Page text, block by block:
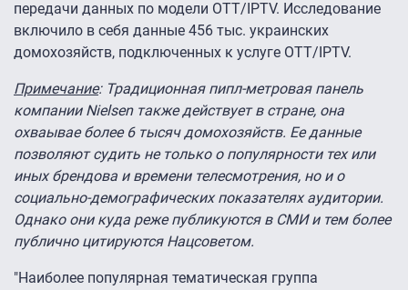
передачи данных по модели OTT/IPTV. Исследование
включило в себя данные 456 тыс. украинских
домохозяйств, подключенных к услуге OTT/IPTV.
Примечание: Традиционная пипл-метровая панель
компании Nielsen также действует в стране, она
охваывае более 6 тысяч домохозяйств. Ее данные
позволяют судить не только о популярности тех или
иных брендова и времени телесмотрения, но и о
социально-демографических показателях аудитории.
Однако они куда реже публикуются в СМИ и тем более
публично цитируются Нацсоветом.
"Наиболее популярная тематическая группа